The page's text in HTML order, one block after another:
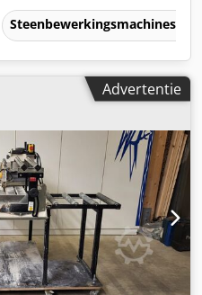
Steenbewerkingsmachines
Advertentie